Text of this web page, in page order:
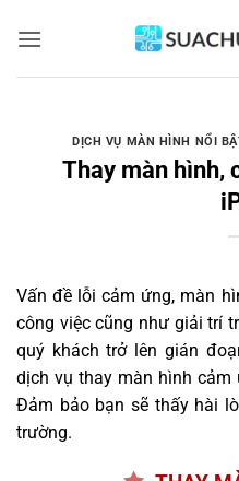
qua
DỊCH VỤ MÀN HÌNH NỔI
Thay màn hình,
Vấn đề lỗi cảm ứng, màn
công việc cũng như giải trí
quý khách trở lên gián
dịch vụ thay màn hình cảm
Đảm bảo bạn sẽ thấy hài
trường.